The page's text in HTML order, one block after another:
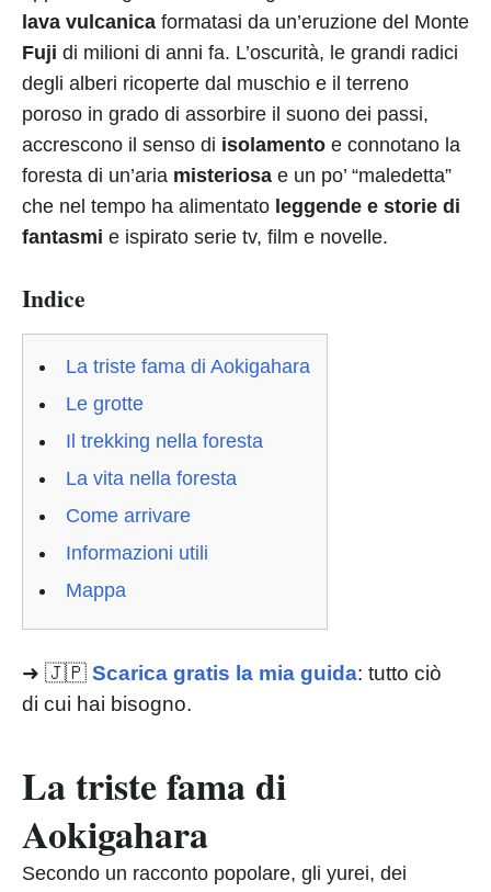
lava vulcanica formatasi da un’eruzione del Monte
Fuji di milioni di anni fa. L’oscurità, le grandi radici
degli alberi ricoperte dal muschio e il terreno
poroso in grado di assorbire il suono dei passi,
accrescono il senso di isolamento e connotano la
foresta di un’aria misteriosa e un po’ “maledetta”
che nel tempo ha alimentato leggende e storie di
fantasmi e ispirato serie tv, film e novelle.
Indice
La triste fama di Aokigahara
Le grotte
Il trekking nella foresta
La vita nella foresta
Come arrivare
Informazioni utili
Mappa
➜ 🇯🇵 Scarica gratis la mia guida: tutto ciò
di cui hai bisogno.
La triste fama di
Aokigahara
Secondo un racconto popolare, gli yurei, dei